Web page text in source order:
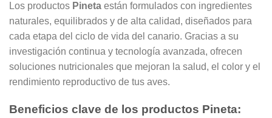
Los productos Pineta están formulados con ingredientes
naturales, equilibrados y de alta calidad, diseñados para
cada etapa del ciclo de vida del canario. Gracias a su
investigación continua y tecnología avanzada, ofrecen
soluciones nutricionales que mejoran la salud, el color y el
rendimiento reproductivo de tus aves.
Beneficios clave de los productos Pineta: